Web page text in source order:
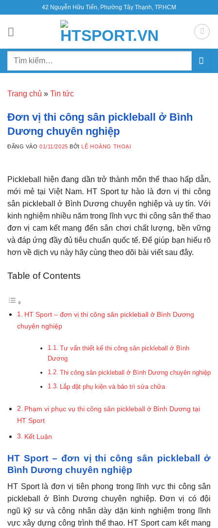
nội
42 Nguyễn Hữu Tiến, Phường Tây Thạnh, TP.HCM
Tìm
Trang chủ » Tin tức
Đơn vị thi công sân pickleball ở Bình
Dương chuyên nghiệp
ĐĂNG VÀO01/11/2025 BỞI LÊ HOÀNG THOẠI
Pickleball hiện đang dần trở thành môn thể thao hấp dẫn,
mới mẻ tại Việt Nam. HT Sport tự hào là đơn vị thi công
sân pickleball ở Bình Dương chuyên nghiệp và uy tín. Với
kinh nghiệm nhiều năm trong lĩnh vực thi công sân thể thao
đơn vị cam kết mang đến sân chơi chất lượng, bền vững
và đáp ứng đầy đủ tiêu chuẩn quốc tế. Để giúp bạn hiểu rõ
hơn về dịch vụ này hãy cùng theo dõi bài viết sau đây.
Table of Contents
HT Sport – đơn vị thi công sân pickleball ở Bình Dương
chuyên nghiệp
Tư vấn thiết kế thi công sân pickleball ở Bình
Dương
Thi công sân pickleball ở Bình Dương chuyên nghiệp
Lắp đặt phụ kiện và bảo trì sửa chữa
Phạm vi phục vụ thi công sân pickleball ở Bình Dương tại
HT Sport
Kết Luận
HT Sport – đơn vị thi công sân pickleball ở
Bình Dương chuyên nghiệp
HT Sportlà đơn vị tiên phong trong lĩnh vực thi công sân
pickleball ở Bình Dương chuyên nghiệp. Đơn vị có đội
ngũ kỹ sư và công nhân dày dặn kinh nghiệm trong lĩnh
vực xây dựng công trình thể thao. HT Sport cam kết mang